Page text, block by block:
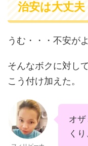
治安は大丈夫
うむ・・・不安が
そんなボクに対し
こう付け加えた。
オ
く